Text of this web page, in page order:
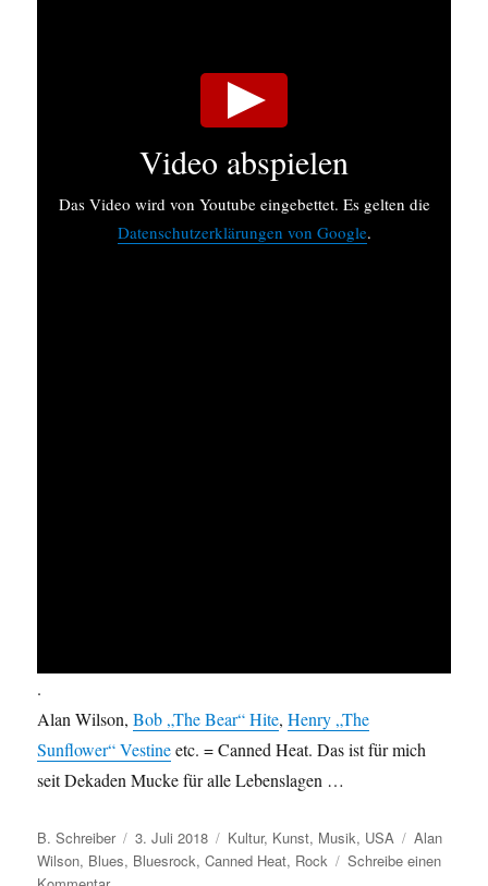
Video abspielen
Das Video wird von Youtube eingebettet. Es gelten die
Datenschutzerklärungen von Google.
.
Alan Wilson,Bob „The Bear“ Hite,Henry „The
Sunflower“ Vestineetc. = Canned Heat. Das ist für mich
seit Dekaden Mucke für alle Lebenslagen …
Autor
B. Schreiber
Veröffentlicht
am
3. Juli 2018 Kategorien
Kultur, Kunst, Musik, USA
Alan
Wilson, Blues, Bluesrock,Canned Heat, Rock
Schreibe einen